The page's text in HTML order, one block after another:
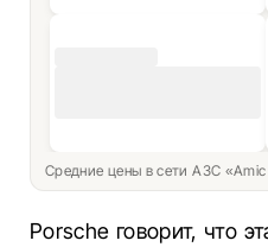
Средние цены в сети АЗС
Porsche говорит, что